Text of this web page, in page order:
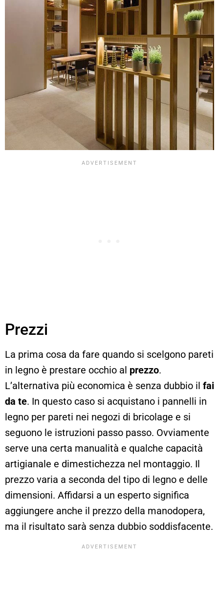
Prezzi
La prima cosa da fare quando si scelgono pareti
in legno è prestare occhio al prezzo.
L’alternativa più economica è senza dubbio il fai
da te. In questo caso si acquistano i pannelli in
legno per pareti nei negozi di bricolage e si
seguono le istruzioni passo passo. Ovviamente
serve una certa manualità e qualche capacità
artigianale e dimestichezza nel montaggio. Il
prezzo varia a seconda del tipo di legno e delle
dimensioni. Affidarsi a un esperto significa
aggiungere anche il prezzo della manodopera,
ma il risultato sarà senza dubbio soddisfacente.